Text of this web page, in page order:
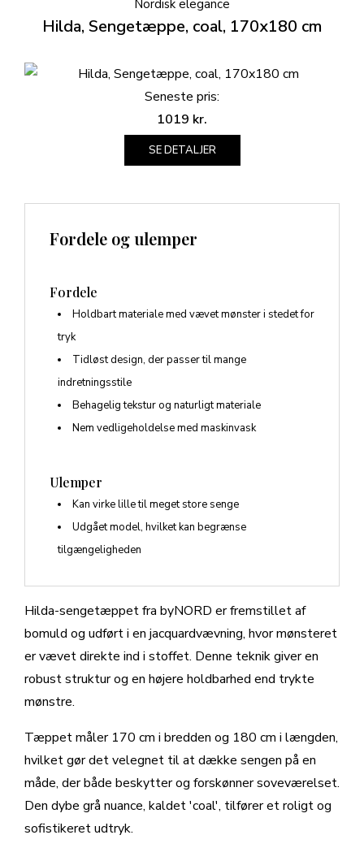
Nordisk elegance
Hilda, Sengetæppe, coal, 170x180 cm
Hilda-sengetæppet fra byNORD er fremstillet af
bomuld og udført i en jacquardvævning, hvor mønsteret
er vævet direkte ind i stoffet. Denne teknik giver en
robust struktur og en højere holdbarhed end trykte
mønstre.
Tæppet måler 170 cm i bredden og 180 cm i længden,
hvilket gør det velegnet til at dække sengen på en
måde, der både beskytter og forskønner soveværelset.
Den dybe grå nuance, kaldet 'coal', tilfører et roligt og
sofistikeret udtryk.
Fordele og ulemper
Fordele
Holdbart materiale med vævet mønster i stedet for
tryk
Tidløst design, der passer til mange
indretningsstile
Behagelig tekstur og naturligt materiale
Nem vedligeholdelse med maskinvask
Ulemper
Kan virke lille til meget store senge
Udgået model, hvilket kan begrænse
tilgængeligheden
Seneste pris:
1019 kr.
SE DETALJER